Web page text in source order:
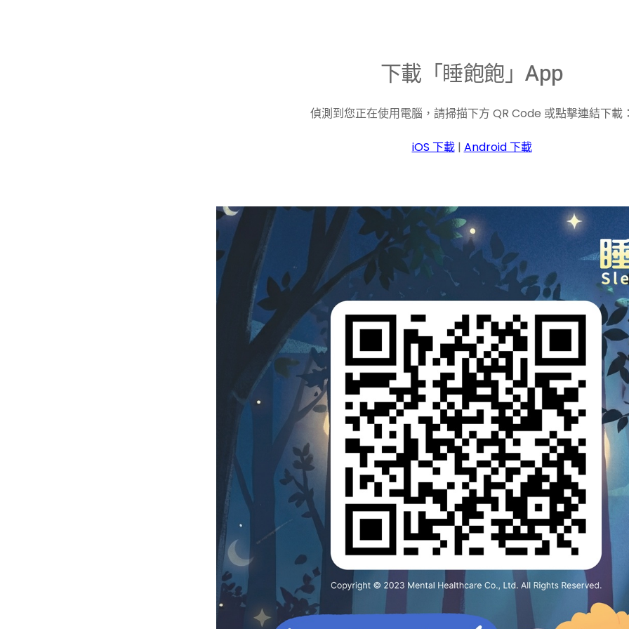
下載「睡飽飽」App
偵測到您正在使用電腦，請掃描下方 QR Code 或點擊連結下載
iOS 下載| Android 下載